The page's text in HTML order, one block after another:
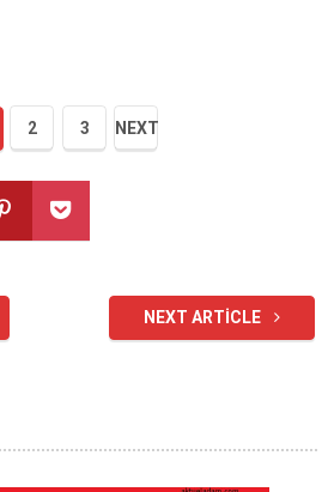
2 3 NEXT
NEXT ARTICLE